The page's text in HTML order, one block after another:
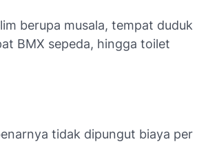
berupa musala, tempat duduk
BMX sepeda, hingga toilet
tidak dipungut biaya per